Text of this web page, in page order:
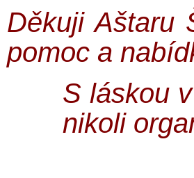
Děkuji Aštaru
pomoc a
S láskou
nikoli